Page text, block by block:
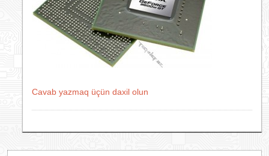
Cavab yazmaq üçün daxil olun